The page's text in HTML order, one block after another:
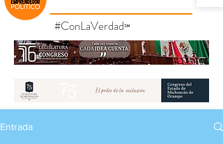
#ConLaVerdad℠
Entrada